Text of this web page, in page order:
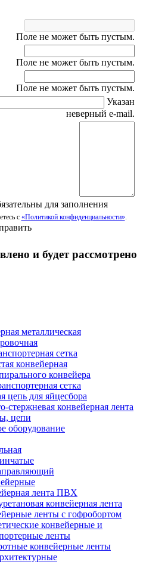
Поле не может быть пустым.
Поле не может быть пустым.
Поле не может быть пустым.
Указан
неверный e-mail.
для заполнения
с «Политикой конфиденциальности».
и будет рассмотрено
металлическая
сетка
конвейерная
конвейера
сетка
цепь для яйцесбора
стержневая конвейерная лента
цепи
оборудование
лента ПВХ
конвейерная лента
ленты с гофробортом
конвейерные и
ленты
конвейерные ленты